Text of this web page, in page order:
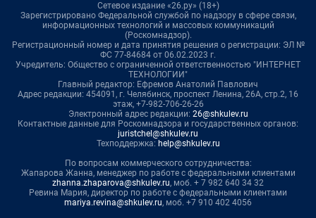
Сетевое издание «26.ру» (18+)
Зарегистрировано Федеральной службой по надзору в сфере связи,
информационных технологий и массовых коммуникаций
(Роскомнадзор).
Регистрационный номер и дата принятия решения о регистрации: ЭЛ №
ФС 77-84684 от 06.02.2023 г.
Учредитель: Общество с ограниченной ответственностью "ИНТЕРНЕТ
ТЕХНОЛОГИИ"
Главный редактор: Ефремов Анатолий Павлович
Адрес редакции: 454091, г. Челябинск, проспект Ленина, 26А, стр.2, 16
этаж, +7-982-706-26-26
Электронный адрес редакции: 26@shkulev.ru
Контактные данные для Роскомнадзора и государственных органов:
juristchel@shkulev.ru
Техподдержка: help@shkulev.ru
По вопросам коммерческого сотрудничества:
Жапарова Жанна, менеджер по работе с федеральными клиентами
zhanna.zhaparova@shkulev.ru, моб. + 7 982 640 34 32
Ревина Мария, директор по работе с федеральными клиентами
mariya.revina@shkulev.ru, моб. +7 910 402 4056